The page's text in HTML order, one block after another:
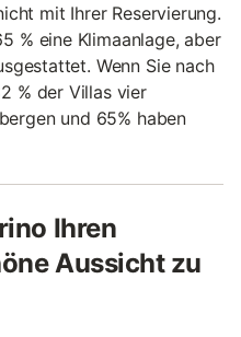
mit Ihrer Reservierung.
% eine Klimaanlage, aber
Wenn Sie nach
% der Villas vier
und 65% haben
Ihren
Aussicht zu